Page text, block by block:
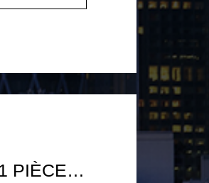
APPARTEMENT MEUBLÉ 1 PIÈCE(S) 29.78 M2